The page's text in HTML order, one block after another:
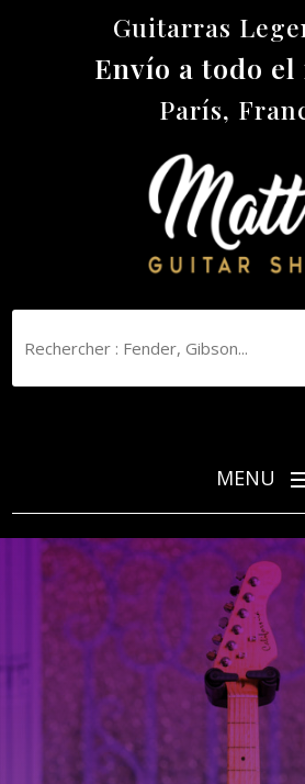
Guitarras
Envío a todo el
París,